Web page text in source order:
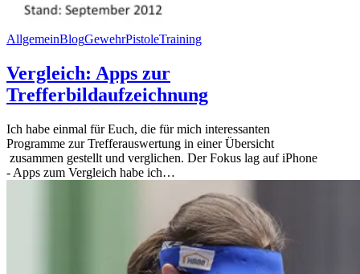
AllgemeinBlogGewehrPistoleTraining
Vergleich: Apps zur
Trefferbildaufzeichnung
Ich habe einmal für Euch, die für mich interessanten
Programme zur Trefferauswertung in einer Übersicht
zusammen gestellt und verglichen. Der Fokus lag auf iPhone
- Apps zum Vergleich habe ich…